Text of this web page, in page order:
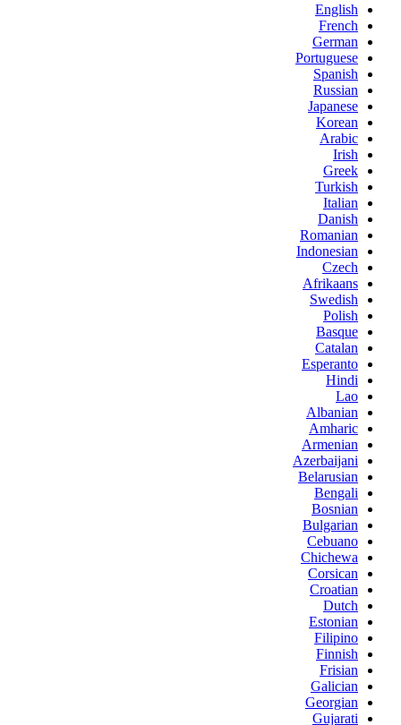
English
French
German
Portuguese
Spanish
Russian
Japanese
Korean
Arabic
Irish
Greek
Turkish
Italian
Danish
Romanian
Indonesian
Czech
Afrikaans
Swedish
Polish
Basque
Catalan
Esperanto
Hindi
Lao
Albanian
Amharic
Armenian
Azerbaijani
Belarusian
Bengali
Bosnian
Bulgarian
Cebuano
Chichewa
Corsican
Croatian
Dutch
Estonian
Filipino
Finnish
Frisian
Galician
Georgian
Gujarati